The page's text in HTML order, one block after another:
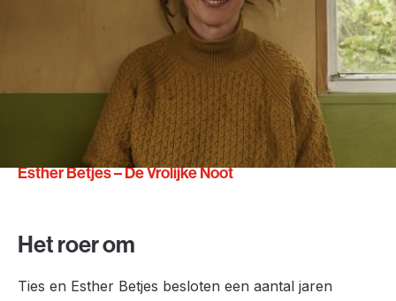
“De kracht van een netwerk zorgt
ervoor dat je er niet alleen voor
Esther Betjes – De Vrolijke Noot
Het roer om
Ties en Esther Betjes besloten een aantal jaren